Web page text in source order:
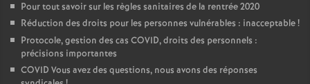
Pour tout savoir sur les règles sanitaires de la rentrée 2020
Réduction des droits pour les personnes vulnérables : inacceptable!
Protocole, gestion des cas COVID, droits des personnels :
précisions importantes
COVID Vous avez des questions, nous avons des réponses